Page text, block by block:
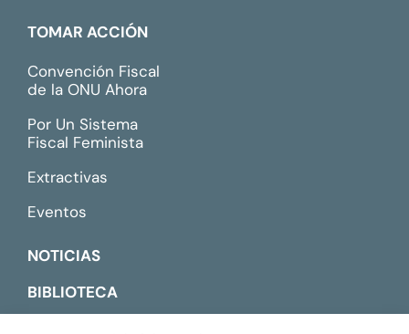
TOMAR ACCIÓN
Convención Fiscal
de la ONU Ahora
Por Un Sistema
Fiscal Feminista
Extractivas
Eventos
NOTICIAS
BIBLIOTECA